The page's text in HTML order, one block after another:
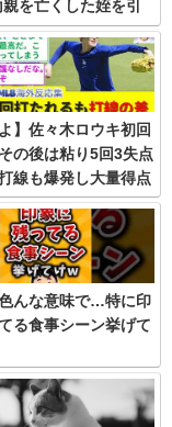
を亡くした姪を引
…同僚が住込みで助
結果…
】佐々木ロウキ初回
の後は粘り5回3失点
線も爆発し大量得点
配しつつ喜ぶLADフ
色んな意味で…特に印
る食事シーン挙げて